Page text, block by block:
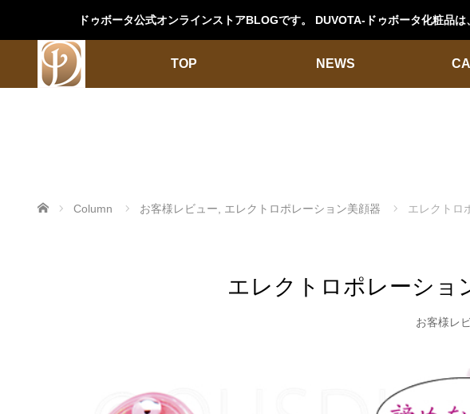
ドゥボータ公式オンラインストアBLOGです。 DUVOTA-ドゥボータ化粧品
TOP NEWS
ホーム Column お客様レビュー エレクトロポレーション美顔器 エレクトロ
エレクトロポレーショ
お客様レ